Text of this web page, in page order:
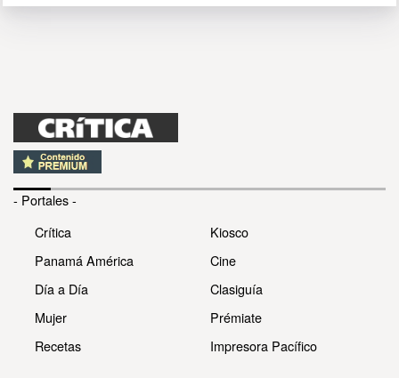
- Portales -
Crítica
Panamá América
Día a Día
Mujer
Recetas
Kiosco
Cine
Clasiguía
Prémiate
Impresora Pacífico